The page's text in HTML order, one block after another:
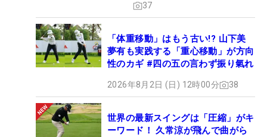
37
「体重移動」はもう古い!? 山下美
夢有も実践する「重心移動」が方向
性のカギ #四の五の言わず振り氣れ
2026年8月2日 (日) 12時00分 38
世界の最新スイングは「圧縮」がキ
ーワード！ 久常涼が飛んで曲がら